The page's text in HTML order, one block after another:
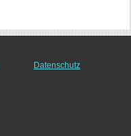
Datenschutz